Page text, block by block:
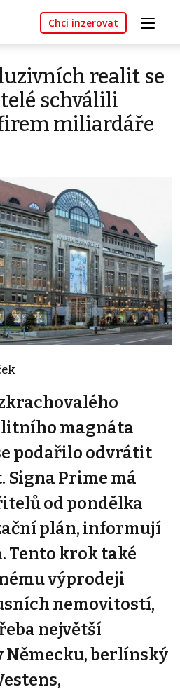
Chci inzerovat
realit se
schválili
miliardáře
magnáta
podařilo odvrátit
Prime má
od pondělka
plán, informují
Tento krok také
výprodeji
nemovitostí,
největší
Německu, berlínský